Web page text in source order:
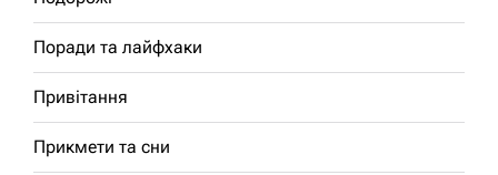
Поради та лайфхаки
Привітання
Прикмети та сни